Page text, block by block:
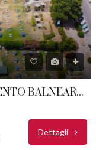
CASTEL GANDOLFO STABILIMENTO BALNEARE CASTELLI ROMANI RIF. 43
Dettagli